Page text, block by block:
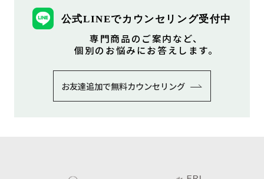
公式LINEでカウンセリング受付中
専⾨商品のご案内など、
個別のお悩みにお答えします。
お友達追加で無料カウンセリング